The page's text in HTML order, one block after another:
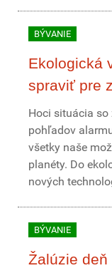
BÝVANIE
Ekologická
spraviť pre
Hoci situácia
pohľadov
všetky naše
planéty. Do
nových
BÝVANIE
Žalúzie